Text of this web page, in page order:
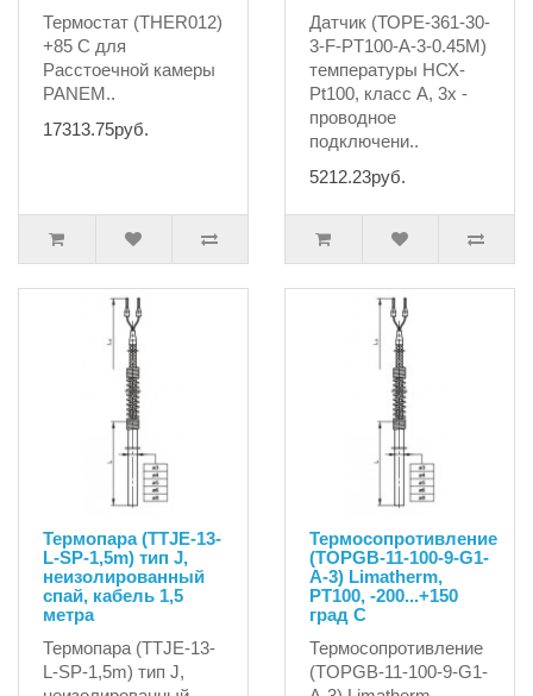
Термостат (THER012)
+85 С для
Расстоечной камеры
PANEM..
17313.75руб.
Датчик (ТОРЕ-361-30-
3-F-PT100-A-3-0.45М)
температуры НСХ-
Pt100, класс A, 3х -
проводное
подключени..
5212.23руб.
Термопара (TTJE-13-
L-SP-1,5m) тип J,
неизолированный
спай, кабель 1,5
метра
Термопара (TTJE-13-
L-SP-1,5m) тип J,
Термосопротивление
(TOPGB-11-100-9-G1-
A-3) Limatherm,
PT100, -200...+150
град С
Термосопротивление
(TOPGB-11-100-9-G1-